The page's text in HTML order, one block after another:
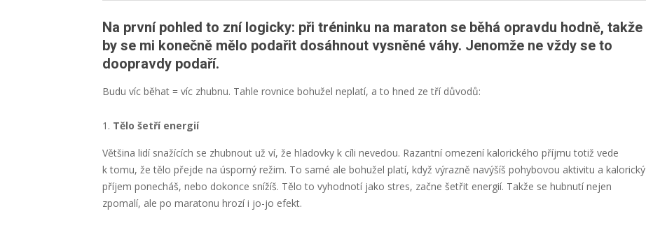
Na první pohled to zní logicky: při tréninku na maraton se běhá opravdu hodně, takže
by se mi konečně mělo podařit dosáhnout vysněné váhy. Jenomže ne vždy se to
doopravdy podaří.
Budu víc běhat = víc zhubnu. Tahle rovnice bohužel neplatí, a to hned ze tří důvodů:
Tělo šetří energií
Většina lidí snažících se zhubnout už ví, že hladovky k cíli nevedou. Razantní omezení kalorického příjmu totiž vede
k tomu, že tělo přejde na úsporný režim. To samé ale bohužel platí, když výrazně navýšíš pohybovou aktivitu a kalorický
příjem ponecháš, nebo dokonce snížíš. Tělo to vyhodnotí jako stres, začne šetřit energií. Takže se hubnutí nejen
zpomalí, ale po maratonu hrozí i jo-jo efekt.